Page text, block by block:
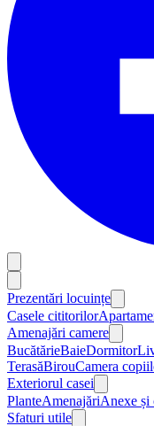
Prezentări locuințe
Casele cititorilor
Amenajări camere
BucătărieBaieDormitor
TerasăBirouCamera
Exteriorul casei
PlanteAmenajăriAnexe și
Sfaturi utile